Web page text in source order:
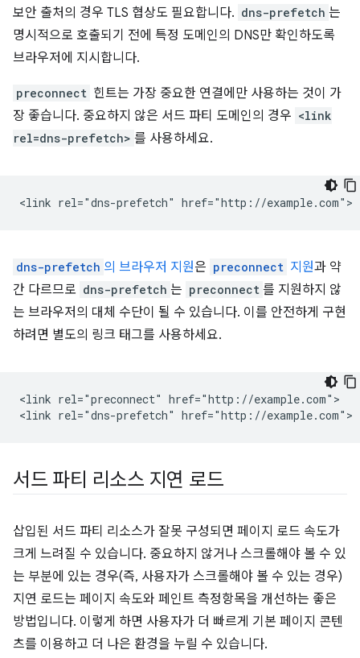
보안 출처의 경우 TLS 협상도 필요합니다. dns-prefetch 는
명시적으로 호출되기 전에 특정 도메인의 DNS만 확인하도록
브라우저에 지시합니다.
preconnect 힌트는 가장 중요한 연결에만 사용하는 것이 가
장 좋습니다. 중요하지 않은 서드 파티 도메인의 경우 <link
rel=dns-prefetch> 를 사용하세요.
dns-prefetch 의 브라우저 지원은 preconnect 지원과 약
간 다르므로 dns-prefetch 는 preconnect 를 지원하지 않
는 브라우저의 대체 수단이 될 수 있습니다. 이를 안전하게 구현
하려면 별도의 링크 태그를 사용하세요.
<link rel="preconnect" href="http://example.com">
서드 파티 리소스 지연 로드
삽입된 서드 파티 리소스가 잘못 구성되면 페이지 로드 속도가
크게 느려질 수 있습니다. 중요하지 않거나 스크롤해야 볼 수 있
는 부분에 있는 경우(즉, 사용자가 스크롤해야 볼 수 있는 경우)
지연 로드는 페이지 속도와 페인트 측정항목을 개선하는 좋은
방법입니다. 이렇게 하면 사용자가 더 빠르게 기본 페이지 콘텐
츠를 이용하고 더 나은 환경을 누릴 수 있습니다.